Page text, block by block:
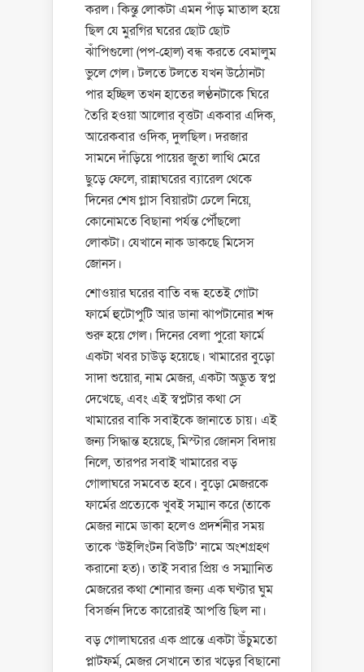
করল। কিন্তু লোকটা এমন পাঁড় মাতাল হয়ে
ছিল যে মুরগির ঘরের ছোট ছোট
ঝাঁপিগুলো (পপ-হোল) বন্ধ করতে বেমালুম
ভুলে গেল। টলতে টলতে যখন উঠোনটা
পার হচ্ছিল তখন হাতের লণ্ঠনটাকে ঘিরে
তৈরি হওয়া আলোর বৃত্তটা একবার এদিক,
আরেকবার ওদিক, দুলছিল। দরজার
সামনে দাঁড়িয়ে পায়ের জুতা লাথি মেরে
ছুড়ে ফেলে, রান্নাঘরের ব্যারেল থেকে
দিনের শেষ গ্লাস বিয়ারটা ঢেলে নিয়ে,
কোনোমতে বিছানা পর্যন্ত পৌঁছলো
লোকটা। যেখানে নাক ডাকছে মিসেস
জোনস।
শোওয়ার ঘরের বাতি বন্ধ হতেই গোটা
ফার্মে হুটোপুটি আর ডানা ঝাপটানোর শব্দ
শুরু হয়ে গেল। দিনের বেলা পুরো ফার্মে
একটা খবর চাউড় হয়েছে। খামারের বুড়ো
সাদা শুয়োর, নাম মেজর, একটা অদ্ভুত স্বপ্ন
দেখেছে, এবং এই স্বপ্নটার কথা সে
খামারের বাকি সবাইকে জানাতে চায়। এই
জন্য সিদ্ধান্ত হয়েছে, মিস্টার জোনস বিদায়
নিলে, তারপর সবাই খামারের বড়
গোলাঘরে সমবেত হবে। বুড়ো মেজরকে
ফার্মের প্রত্যেকে খুবই সম্মান করে (তাকে
মেজর নামে ডাকা হলেও প্রদর্শনীর সময়
তাকে ‘উইলিংটন বিউটি’ নামে অংশগ্রহণ
করানো হত)। তাই সবার প্রিয় ও সম্মানিত
মেজরের কথা শোনার জন্য এক ঘণ্টার ঘুম
বিসর্জন দিতে কারোরই আপত্তি ছিল না।
বড় গোলাঘরের এক প্রান্তে একটা উঁচুমতো
প্লাটফর্ম, মেজর সেখানে তার খড়ের বিছানো